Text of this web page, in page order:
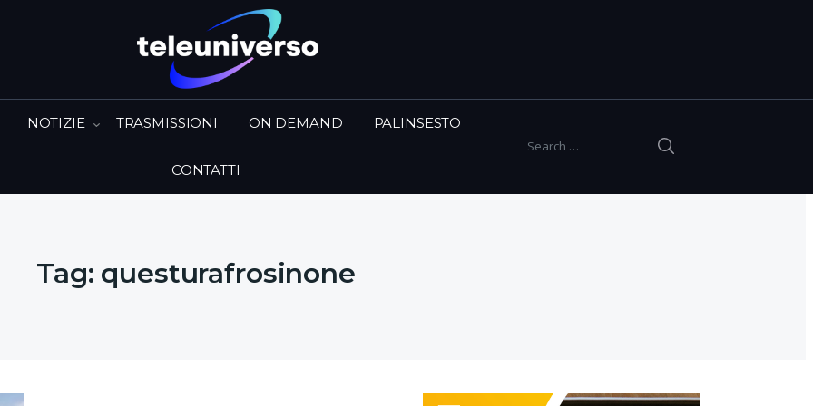
Search for:
NOTIZIE TRASMISSIONI ON DEMAND PALINSESTO
CONTATTI
Tag: questurafrosinone